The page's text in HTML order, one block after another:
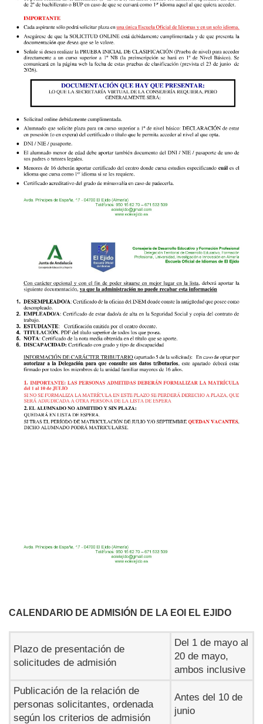
CALENDARIO DE ADMISIÓN DE LA EOI EL EJIDO
Plazo de presentación de
solicitudes de admisión
Del 1 de mayo al
20 de mayo,
ambos inclusive
Publicación de la relación de
personas solicitantes, ordenada
según los criterios de admisión
Antes del 10 de
junio